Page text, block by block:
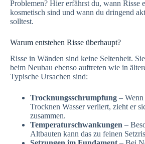
Problemen? Hier erfährst du, wann Risse
kosmetisch sind und wann du dringend
solltest.
Warum entstehen Risse überhaupt?
Risse in Wänden sind keine Seltenheit.
beim Neubau ebenso auftreten wie in
Typische Ursachen sind:
Trocknungsschrumpfung –
Trocknen Wasser verliert, zieht er
zusammen.
Temperaturschwankungen –
Altbauten kann das zu feinen